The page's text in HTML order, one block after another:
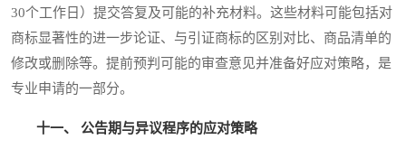
30个工作日）提交答复及可能的补充材料。这些材料可能包括对
商标显著性的进一步论证、与引证商标的区别对比、商品清单的
修改或删除等。提前预判可能的审查意见并准备好应对策略，是
专业申请的一部分。
十一、 公告期与异议程序的应对策略